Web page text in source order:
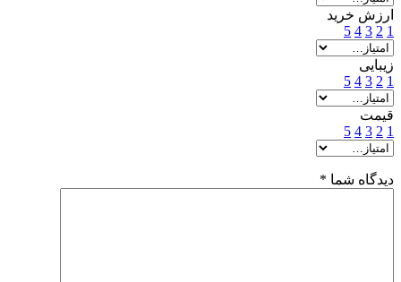
ارزش خرید
1
2
3
4
5
زیبایی
1
2
3
4
5
قیمت
1
2
3
4
5
دیدگاه شما *